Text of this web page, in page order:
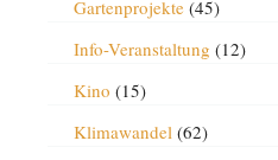
Gartenprojekte(45)
Info-Veranstaltung (12)
Kino (15)
Klimawandel(62)